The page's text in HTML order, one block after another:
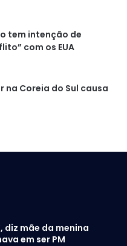
tem intenção de
com os EUA
na Coreia do Sul causa
mãe da menina
em ser PM